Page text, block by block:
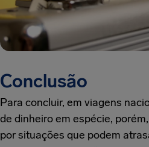
Conclusão
Para concluir, em viagens
de dinheiro em espécie,
por situações que podem